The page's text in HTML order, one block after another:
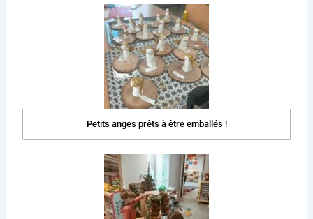
Petits anges prêts à être emballés !